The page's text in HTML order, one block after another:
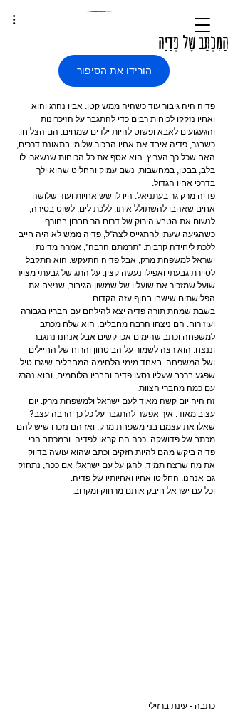
הַמִּכְתָּב שֶׁל פְּדָיָה
הורידו את הסיפור
פדיה היה גיבור עוד כשהיה ממש קטן. אביו נהרג והוא
ואחיו נזקקו לכוחות רבים כדי להתגבר על הזיכרונות
והגעגועים לאבא ופשוט להיות ילדים שמחים. הם הצליחו.
כשבגר, פדיה איבד את אחיו הבכור שלומי בתאונת דרכים,
האח שכל כך העריץ. הוא אסף את כל הכוחות שנשארו לו
בלב, בבטן, במחשבות, נשם עמוק והחליט שהוא ילך
בדרכי אחיו הגדול.
פדיה מרק גר בעתניאל. היו לו שש אחיות ועוד שלושה
אחים שאהבו להשתולל איתו. ללכת לים, לשוט בסירה,
לנשום את הטבע הירוק של דרום הר חברון בחורף.
כשהגיעה שעתו להתגייס לצה"ל, פדיה ממש לא היה חייב
ללכת ליחידה קרבית. "תרמתם הרבה", אמרה מדינת
ישראל למשפחת מרק, אבל פדיה התעקש. הוא התקבל
לסיירת גבעתי ואפילו נעשה קצין. על התג של גבעתי מצויר
שועל שמזכיר את שועליו של שמשון הגיבור, שניצח את
הפלישתים שישבו בחוף עזה הקדום.
בשבת שמחת תורה פדיה יצא להילחם עם חבריו בגבורה
ועוז רוח. הם ניצחו הרבה מחבלים. הוא שלח מכתב
למשפחה וכתב שהימים אכן קשים אבל אנחנו נתגבר
וננצח. הוא רצה לשמור על הביטחון והרוח של החיילים
ושל המשפחה. באחד מימי הלחימה המחבלים שיגרו טיל
שפגע ברכב שעליו נסעו פדיה וחבריו הלוחמים, והוא נהרג
עם כמה מחברי הצוות.
זה היה יום קשה מאוד לעם ישראל ולמשפחת מרק. יום
עצוב מאוד. איך אפשר להתגבר על כל כך הרבה עצב?
שאלו את עצמם בני משפחת מרק, ואז הם נזכרו שיש להם
מכתב של פדושקה. ככה הם קראו לפדיה. ובמכתב הרי
פדיה ביקש מהם להיות חזקים וכתב שהוא עושה בדיוק
את מה שרצה תמיד: להגן על עם ישראל! אם ככה, נתחזק
גם אנחנו. החליטו אחיו ואחיותיו של פדיה.
וכל עם ישראל חיבק אותם מרחוק ומקרוב.
כתבה - עינת ברזילי